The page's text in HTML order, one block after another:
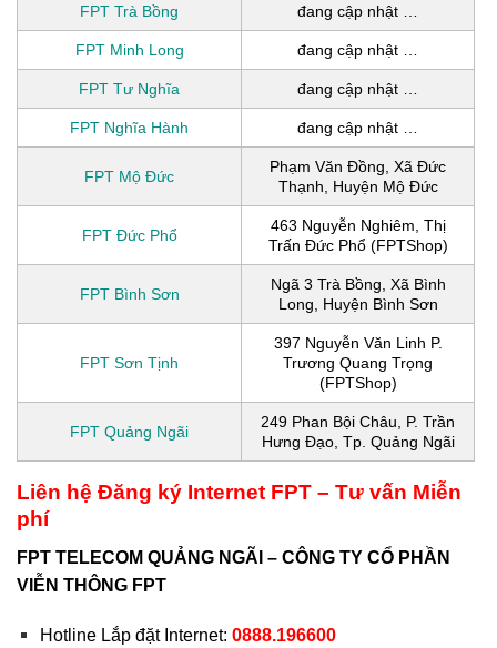
FPT Trà Bồng đang cập nhật …
FPT Minh Long đang cập nhật …
FPT Tư Nghĩa đang cập nhật …
FPT Nghĩa Hành đang cập nhật …
FPT Mộ Đức
Phạm Văn Đồng, Xã Đức
Thạnh, Huyện Mộ Đức
FPT Đức Phổ
463 Nguyễn Nghiêm, Thị
Trấn Đức Phổ (FPTShop)
FPT Bình Sơn
Ngã 3 Trà Bồng, Xã Bình
Long, Huyện Bình Sơn
FPT Sơn Tịnh
397 Nguyễn Văn Linh P.
Trương Quang Trọng
(FPTShop)
FPT Quảng Ngãi
249 Phan Bội Châu, P. Trần
Hưng Đạo, Tp. Quảng Ngãi
Liên hệ Đăng ký Internet FPT – Tư vấn Miễn
phí
FPT TELECOM QUẢNG NGÃI – CÔNG TY CỔ PHẦN
VIỄN THÔNG FPT
Hotline Lắp đặt Internet: 0888.196600